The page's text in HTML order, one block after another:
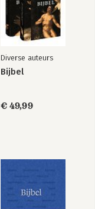
Diverse auteurs
Bijbel
€ 49,99